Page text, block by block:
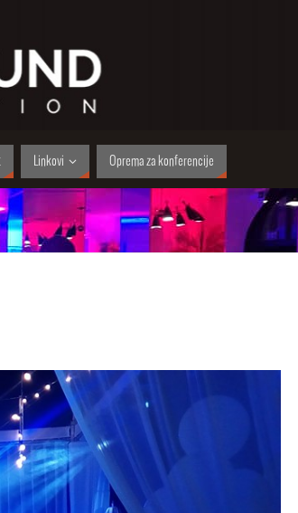
Linkovi Oprema za konferencije